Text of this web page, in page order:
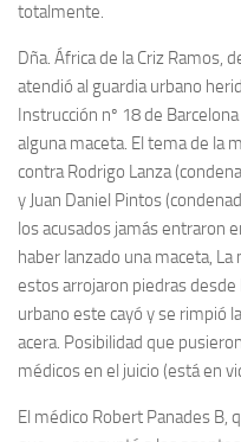
totalmente.
Dña. África de la Criz Ramos,
atendió al guardia urbano
Instrucción nº 18 de
alguna maceta. El tema de la
contra Rodrigo Lanza
y Juan Daniel Pintos
los acusados jamás entraron
haber lanzado una maceta,
estos arrojaron piedras desde
urbano este cayó y se rimpió
acera. Posibilidad que
médicos en el juicio (está en
El médico Robert Panades B,